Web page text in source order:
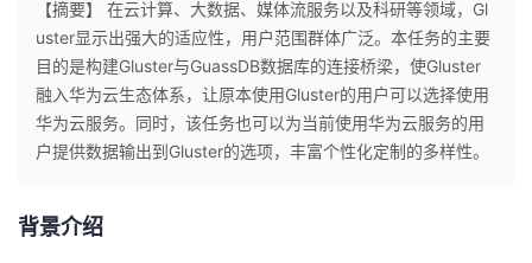
个
人
页
我
开
【摘要】 在云计算、大数据、媒体流服务以及科研等领域，Gl
uster显示出强大的适应性，用户范围群体广泛。本任务的主要
目的是构建Gluster与GuassDB数据库的连接桥梁，使Gluster
融入华为云生态体系，让原本使用Gluster的用户可以选择使用
华为云服务。同时，该任务也可以为当前使用华为云服务的用
户提供数据输出到Gluster的选项，丰富个性化定制的多样性。
背景介绍